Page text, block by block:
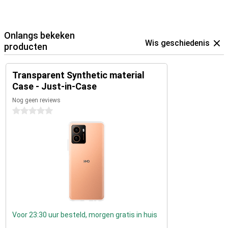
Onlangs bekeken
producten
Wis geschiedenis
Transparent Synthetic material
Case - Just-in-Case
Nog geen reviews
0 sterren
Voor 23:30 uur besteld, morgen gratis in huis